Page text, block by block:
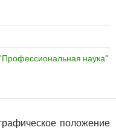
наука"
положение